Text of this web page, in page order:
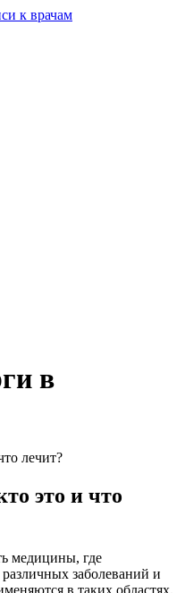
в
лечит?
это и что
медицины, где
заболеваний и
в таких областях,